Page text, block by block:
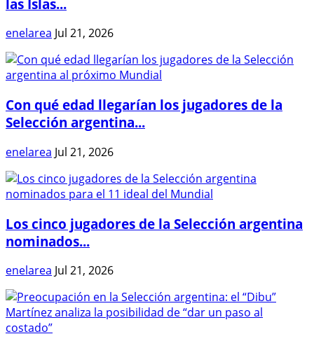
las Islas...
enelarea Jul 21, 2026
Con qué edad llegarían los jugadores de la
Selección argentina...
enelarea Jul 21, 2026
Los cinco jugadores de la Selección argentina
nominados...
enelarea Jul 21, 2026